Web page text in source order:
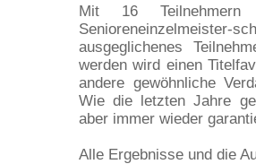
Mit 16
ausgeglichenes
werden wird einen
andere gewöhnliche
Wie die letzten Jahre
aber immer wieder
Alle Ergebnisse und die